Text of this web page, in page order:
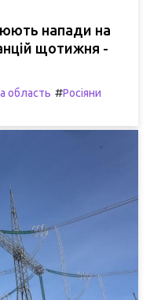
напади на
щотижня -
область #Росіяни